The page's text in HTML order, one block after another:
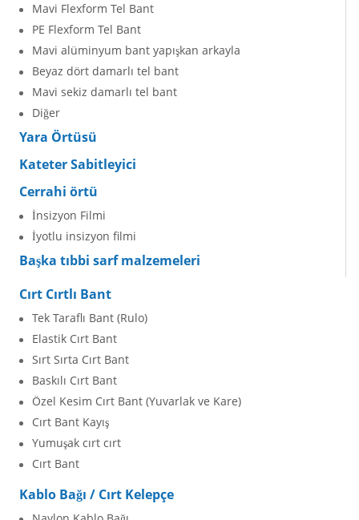
Mavi Flexform Tel Bant
PE Flexform Tel Bant
Mavi alüminyum bant yapışkan arkayla
Beyaz dört damarlı tel bant
Mavi sekiz damarlı tel bant
Diğer
Yara Örtüsü
Kateter Sabitleyici
Cerrahi örtü
İnsizyon Filmi
İyotlu insizyon filmi
Başka tıbbi sarf malzemeleri
Cırt Cırtlı Bant
Tek Taraflı Bant (Rulo)
Elastik Cırt Bant
Sırt Sırta Cırt Bant
Baskılı Cırt Bant
Özel Kesim Cırt Bant (Yuvarlak ve Kare)
Cırt Bant Kayış
Yumuşak cırt cırt
Cırt Bant
Kablo Bağı / Cırt Kelepçe